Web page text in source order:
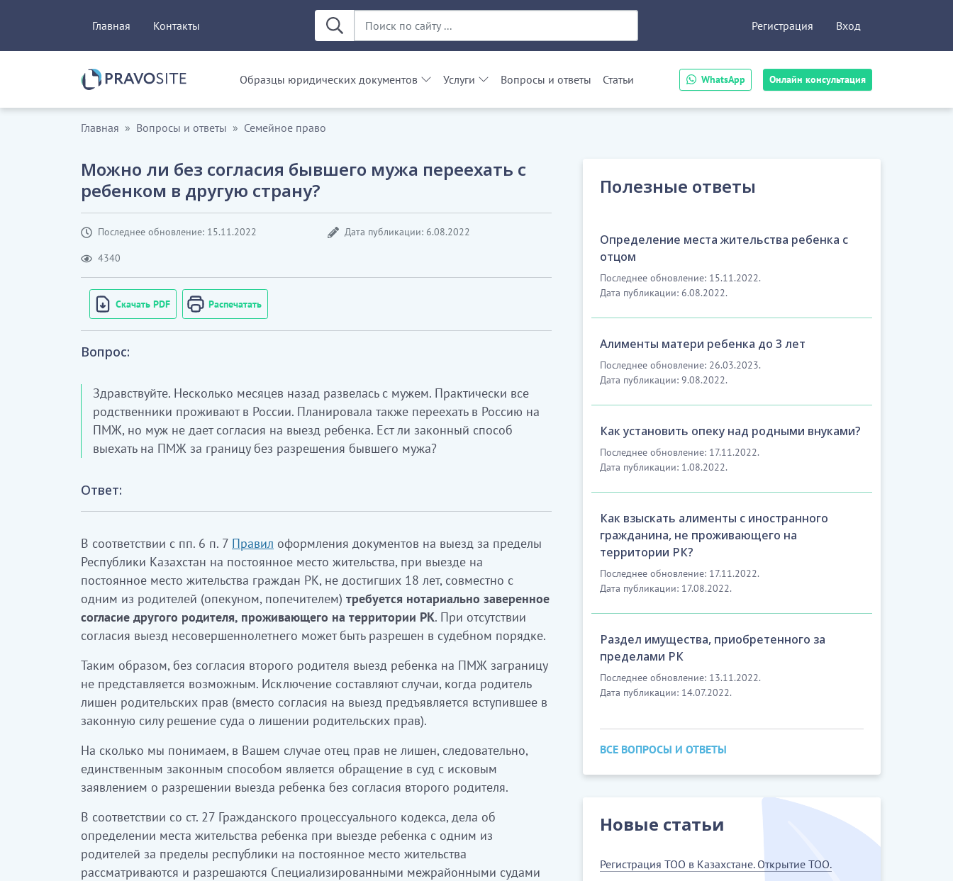
WhatsApp Онлайн консультация
Главная Контакты Регистрация Вход
Образцы юридических документов Услуги Вопросы и ответы Статьи
Главная Вопросы и ответы Семейное право
Можно ли без согласия бывшего мужа переехать с
ребенком в другую страну?
Последнее обновление: 15.11.2022 Дата публикации: 6.08.2022
4340
Скачать PDF Распечатать
Вопрос:
Здравствуйте. Несколько месяцев назад развелась с мужем. Практически все
родственники проживают в России. Планировала также переехать в Россию на
ПМЖ, но муж не дает согласия на выезд ребенка. Ест ли законный способ
выехать на ПМЖ за границу без разрешения бывшего мужа?
Ответ:
В соответствии с пп. 6 п. 7 Правил оформления документов на выезд за пределы
Республики Казахстан на постоянное место жительства, при выезде на
постоянное место жительства граждан РК, не достигших 18 лет, совместно с
одним из родителей (опекуном, попечителем) требуется нотариально заверенное
согласие другого родителя, проживающего на территории РК. При отсутствии
согласия выезд несовершеннолетнего может быть разрешен в судебном порядке.
Таким образом, без согласия второго родителя выезд ребенка на ПМЖ заграницу
не представляется возможным. Исключение составляют случаи, когда родитель
лишен родительских прав (вместо согласия на выезд предъявляется вступившее в
законную силу решение суда о лишении родительских прав).
На сколько мы понимаем, в Вашем случае отец прав не лишен, следовательно,
единственным законным способом является обращение в суд с исковым
заявлением о разрешении выезда ребенка без согласия второго родителя.
В соответствии со ст. 27 Гражданского процессуального кодекса, дела об
определении места жительства ребенка при выезде ребенка с одним из
родителей за пределы республики на постоянное место жительства
рассматриваются и разрешаются Специализированными межрайонными судами
Полезные ответы
Определение места жительства ребенка с
отцом
Последнее обновление: 15.11.2022.
Дата публикации: 6.08.2022.
Алименты матери ребенка до 3 лет
Последнее обновление: 26.03.2023.
Дата публикации: 9.08.2022.
Как установить опеку над родными внуками?
Последнее обновление: 17.11.2022.
Дата публикации: 1.08.2022.
Как взыскать алименты с иностранного
гражданина, не проживающего на
территории РК?
Последнее обновление: 17.11.2022.
Дата публикации: 17.08.2022.
Раздел имущества, приобретенного за
пределами РК
Последнее обновление: 13.11.2022.
Дата публикации: 14.07.2022.
ВСЕ ВОПРОСЫ И ОТВЕТЫ
Новые статьи
Регистрация ТОО в Казахстане. Открытие ТОО.